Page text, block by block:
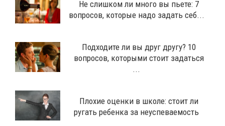
Не слишком ли много вы пьете: 7
вопросов, которые надо задать себ...
Подходите ли вы друг другу? 10
вопросов, которыми стоит задаться
...
Плохие оценки в школе: стоит ли
ругать ребенка за неуспеваемость